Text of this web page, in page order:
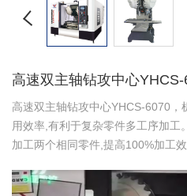
高速双主轴钻攻中心
高速双主轴钻攻中心YHCS-6070
用效率,有利于复杂零件多工序加工
加工两个相同零件,提高100%加工效